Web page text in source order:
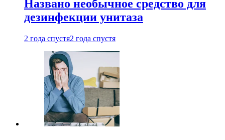
Названо необычное средство для
дезинфекции унитаза
2 года спустя2 года спустя